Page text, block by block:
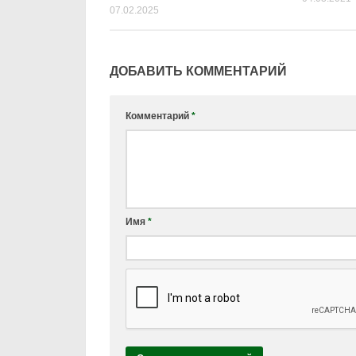
07.02.2025
ДОБАВИТЬ КОММЕНТАРИЙ
Комментарий *
Имя *